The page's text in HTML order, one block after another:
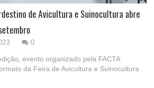
de Avicultura e Suinocultura abre
0
evento organizado pela FACTA
da Feira de Avicultura e Suinocultura